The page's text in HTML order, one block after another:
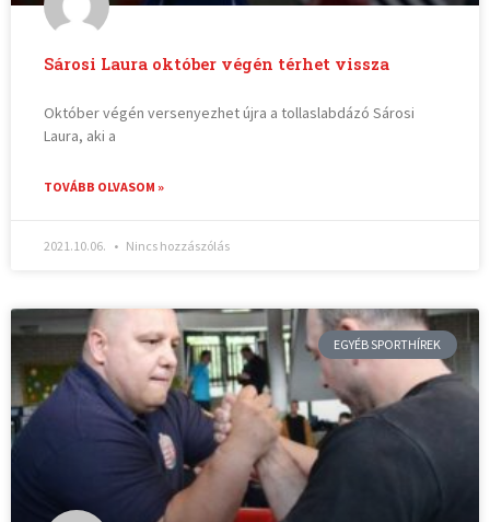
Sárosi Laura október végén térhet vissza
Október végén versenyezhet újra a tollaslabdázó Sárosi
Laura, aki a
TOVÁBB OLVASOM »
2021.10.06. Nincs hozzászólás
EGYÉB SPORTHÍREK